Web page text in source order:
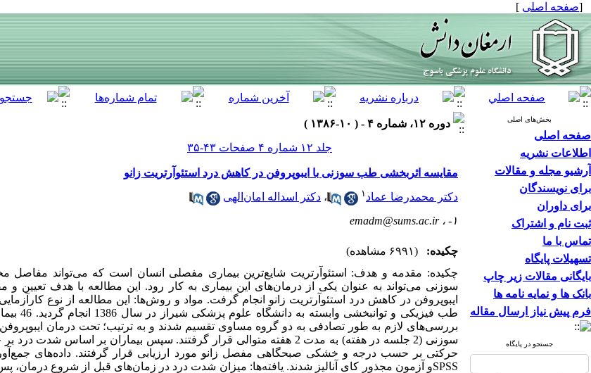
[صفحه اصلی ]
بخش‌های اصلی
صفحه اصلی
اطلاعات نشریه
آرشیو مجله و مقالات
برای نویسندگان
برای داوران
ثبت نام و اشتراک
تماس با ما
تسهیلات پایگاه
بایگانی مقالات زیر چاپ
بانک ها و نمایه نامه ها
فرم پیش نیاز ارسال مقاله
جستجو در پایگاه
دوره ۱۲، شماره ۴ - ( ۱۰-۱۳۸۶ )
جلد ۱۲ شماره ۴ صفحات ۴۳-۳۵
مقایسه اثربخشی طب سوزنی با ایبوپروفن در کاهش درد استئوآرتریت زانو
دکتر محمدرضا عماد ۱ ، دکتر اسداله امان‌الهی
۱- ،
emadm@sums.ac.ir
چکیده:
(۶۹۹۱ مشاهده)
چکیده: مقدمه و هدف: استئوآرتریت شایع‌ترین بیماری مفصلی انسان است که می‌تواند مفاصل
سوزنی می‌تواند به عنوان یکی از درمان‌های این بیماری به کار رود. این مطالعه با هدف تعیین
ایبوپروفن در کاهش درد استئوآرتریت زانو انجام گرفت. مواد و روش‌ها: این مطالعه از نوع
طب فیزیکی و
سوزنی (2 جلسه در هفته) به مدت 2 هفته متوالی قرار گرفتند. سپس بیماران بر
حرکتی بر حسب درجه و خشکی صبحگاهی مفصل زانو مورد ارزیابی قرار گرفتند. داده‌های